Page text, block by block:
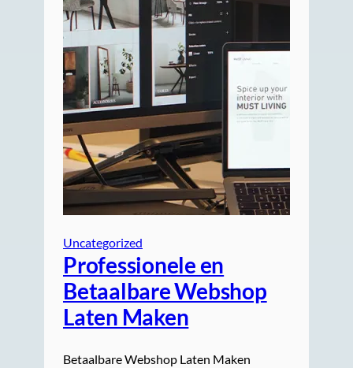
Uncategorized
Professionele en
Betaalbare Webshop
Laten Maken
Betaalbare Webshop Laten Maken